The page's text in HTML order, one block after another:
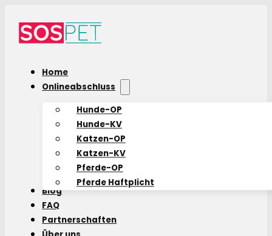
Home
Onlineabschluss
Hunde-OP
Hunde-KV
Katzen-OP
Katzen-KV
Pferde-OP
Pferde Haftplicht
Blog
FAQ
Partnerschaften